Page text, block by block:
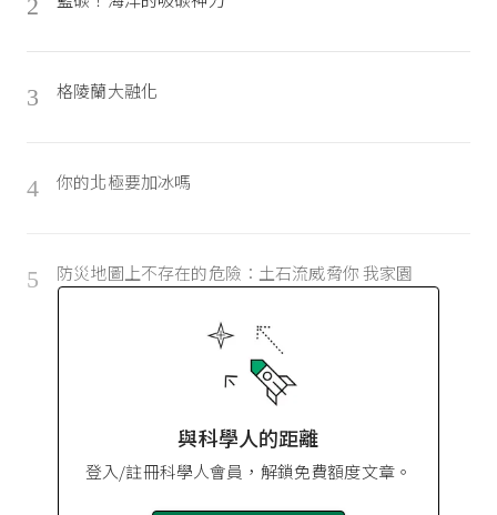
2
3 格陵蘭大融化
4 你的北極要加冰嗎
5 防災地圖上不存在的危險：土石流威脅你 我家園
與科學人的距離
登入/註冊科學人會員，解鎖免費額度文章。